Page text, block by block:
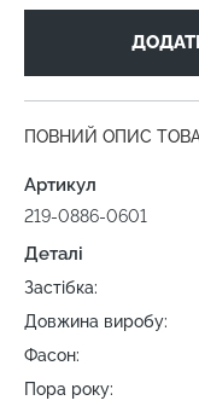
ПОВНИЙ ОПИС
Артикул
219-0886-0601
Деталі
Застібка:
Довжина виробу:
Фасон:
Пора року: